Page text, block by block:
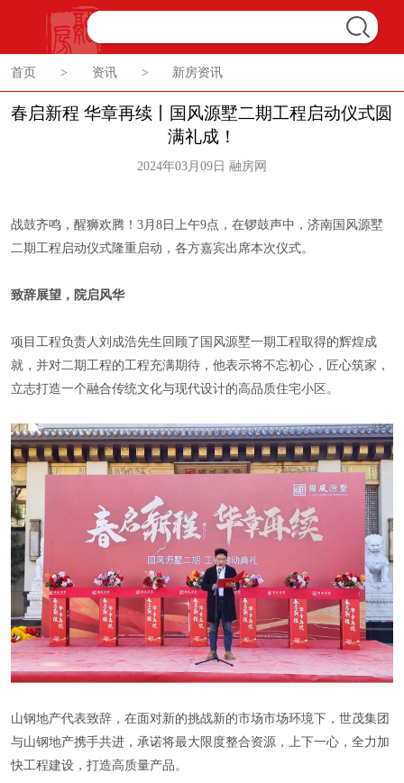
首页 > 资讯 > 新房资讯
春启新程 华章再续丨国风源墅二期工程启动仪式圆
满礼成！
2024年03月09日 融房网
战鼓齐鸣，醒狮欢腾！3月8日上午9点，在锣鼓声中，济南国风源墅
二期工程启动仪式隆重启动，各方嘉宾出席本次仪式。
致辞展望，院启风华
项目工程负责人刘成浩先生回顾了国风源墅一期工程取得的辉煌成
就，并对二期工程的工程充满期待，他表示将不忘初心，匠心筑家，
立志打造一个融合传统文化与现代设计的高品质住宅小区。
山钢地产代表致辞，在面对新的挑战新的市场市场环境下，世茂集团
与山钢地产携手共进，承诺将最大限度整合资源，上下一心，全力加
快工程建设，打造高质量产品。